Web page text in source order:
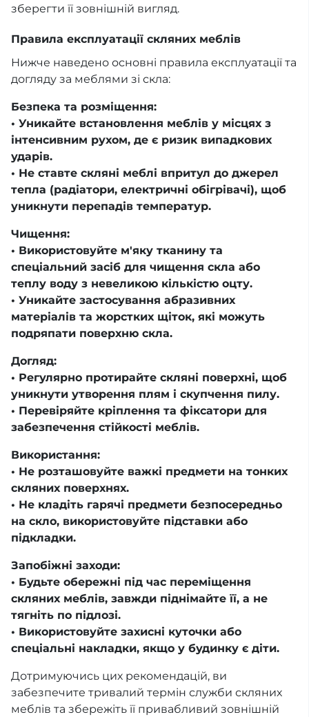
зберегти її зовнішній вигляд.
Правила експлуатації скляних меблів
Нижче наведено основні правила експлуатації та
догляду за меблями зі скла:
Безпека та розміщення:
• Уникайте встановлення меблів у місцях з
інтенсивним рухом, де є ризик випадкових
ударів.
• Не ставте скляні меблі впритул до джерел
тепла (радіатори, електричні обігрівачі), щоб
уникнути перепадів температур.
Чищення:
• Використовуйте м'яку тканину та
спеціальний засіб для чищення скла або
теплу воду з невеликою кількістю оцту.
• Уникайте застосування абразивних
матеріалів та жорстких щіток, які можуть
подряпати поверхню скла.
Догляд:
• Регулярно протирайте скляні поверхні, щоб
уникнути утворення плям і скупчення пилу.
• Перевіряйте кріплення та фіксатори для
забезпечення стійкості меблів.
Використання:
• Не розташовуйте важкі предмети на тонких
скляних поверхнях.
• Не кладіть гарячі предмети безпосередньо
на скло, використовуйте підставки або
підкладки.
Запобіжні заходи:
• Будьте обережні під час переміщення
скляних меблів, завжди піднімайте її, а не
тягніть по підлозі.
• Використовуйте захисні куточки або
спеціальні накладки, якщо у будинку є діти.
Дотримуючись цих рекомендацій, ви
забезпечите тривалий термін служби скляних
меблів та збережіть її привабливий зовнішній